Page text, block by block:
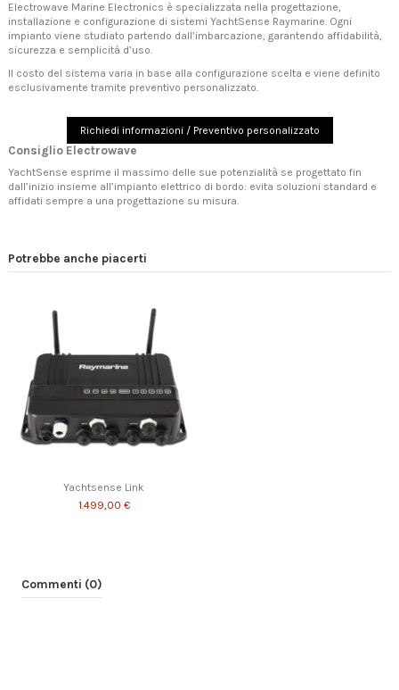
Electrowave Marine Electronics è specializzata nella progettazione,
installazione e configurazione di sistemi YachtSense Raymarine. Ogni
impianto viene studiato partendo dall’imbarcazione, garantendo affidabilità,
sicurezza e semplicità d’uso.
Il costo del sistema varia in base alla configurazione scelta e viene definito
esclusivamente tramite preventivo personalizzato.
Richiedi informazioni / Preventivo personalizzato
Consiglio Electrowave
YachtSense esprime il massimo delle sue potenzialità se progettato fin
dall’inizio insieme all’impianto elettrico di bordo: evita soluzioni standard e
affidati sempre a una progettazione su misura.
Potrebbe anche piacerti
Yachtsense Link
1.499,00 €
Commenti (0)